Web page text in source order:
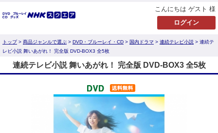
こんにちは ゲスト 様
トップ> 商品ジャンルで選ぶ > DVD・ブルーレイ・CD > 国内ドラマ > 連続テレビ小説 > 連続テ
レビ小説 舞いあがれ！ 完全版 DVD-BOX3 全5枚
連続テレビ小説 舞いあがれ！ 完全版 DVD-BOX3 全5枚